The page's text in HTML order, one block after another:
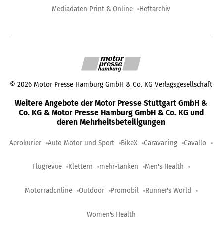
Mediadaten Print & Online Heftarchiv
© 2026 Motor Presse Hamburg GmbH & Co. KG Verlagsgesellschaft
Weitere Angebote der Motor Presse Stuttgart GmbH &
Co. KG & Motor Presse Hamburg GmbH & Co. KG und
deren Mehrheitsbeteiligungen
Aerokurier Auto Motor und Sport BikeX Caravaning Cavallo
Flugrevue Klettern mehr-tanken Men's Health
Motorradonline Outdoor Promobil Runner's World
Women's Health